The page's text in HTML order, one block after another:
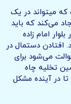
که میتواند در یک
می‌کند که باید
امام زاده
دستمال در
می‌شود برای
تخلیه چاه
در آینده مشکل